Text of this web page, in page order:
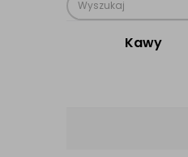
Kawy